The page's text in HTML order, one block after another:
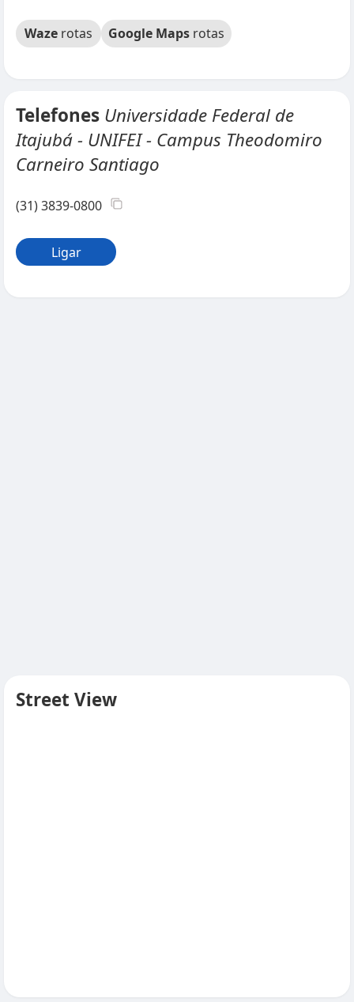
Waze rotas Google Maps rotas
Telefones Universidade Federal de
Itajubá - UNIFEI - Campus Theodomiro
Carneiro Santiago
(31) 3839-0800
Ligar
Street View